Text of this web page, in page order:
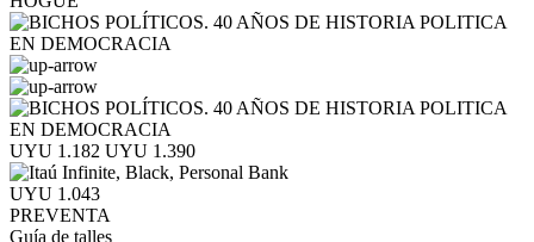
UYU 1.182 UYU 1.390
UYU 1.043
PREVENTA
Guía de talles